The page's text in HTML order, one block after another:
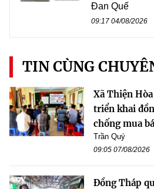
Đan Quế
09:17 04/08/2026
TIN CÙNG
Xã Thiện
triển khai
chống mua
Trần Quý
09:05 07/08/2026
Đồng Tháp